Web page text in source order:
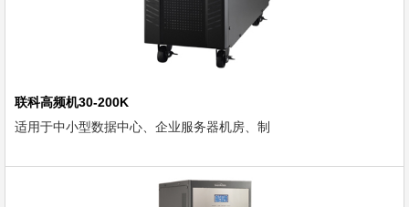
联科高频机30-200K
适用于中小型数据中心、企业服务器机房、制